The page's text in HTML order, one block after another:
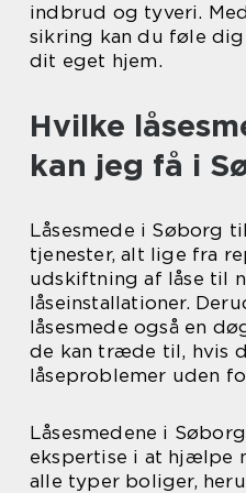
indbrud og tyveri.
sikring kan du føle
dit eget hjem.
Hvilke
kan jeg få i
Låsesmede i Søborg
tjenester, alt lige fra
udskiftning af låse til
låseinstallationer.
låsesmede også en
de kan træde til, hvis
låseproblemer uden
Låsesmedene i
ekspertise i at hjælpe
alle typer boliger,